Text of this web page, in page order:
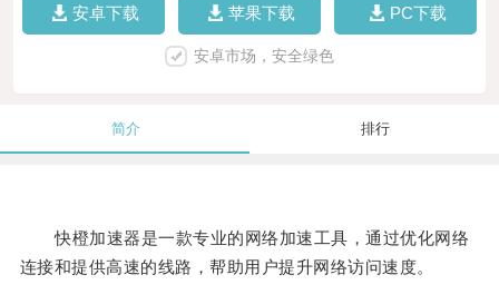
安卓下载 苹果下载 PC下载
安卓市场，安全绿色
简介 排行
快橙加速器是一款专业的网络加速工具，通过优化网络
连接和提供高速的线路，帮助用户提升网络访问速度。